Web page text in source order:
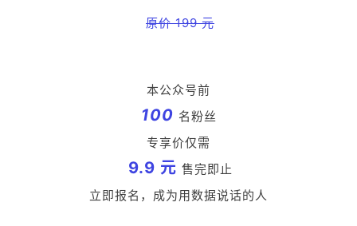
原价 199 元
本公众号前
100 名粉丝
专享价仅需
9.9 元 售完即止
立即报名，成为用数据说话的人